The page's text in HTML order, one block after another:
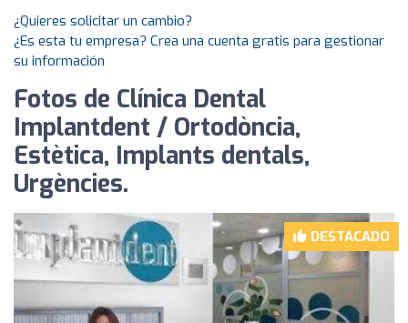
¿Quieres solicitar un cambio?
¿Es esta tu empresa? Crea una cuenta gratis para gestionar
su información
Fotos de Clínica Dental
Implantdent / Ortodòncia,
Estètica, Implants dentals,
Urgències.
DESTACADO